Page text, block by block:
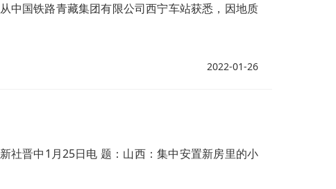
国铁路青藏集团有限公司西宁车站获悉，因地质
2022-01-26
中1月25日电 题：山西：集中安置新房里的小